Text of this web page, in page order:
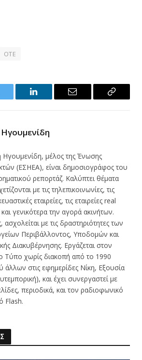
ΟΤΕ
LinkedIn Email
Copy
Ηγουμενίδη, μέλος της Ένωσης
(ΕΣΗΕΑ), είναι δημοσιογράφος του
ρεπορτάζ. Καλύπτει θέματα
με τις τηλεπικοινωνίες, τις
εταιρείες, τις εταιρείες real
γενικότερα την αγορά ακινήτων.
ασχολείται με τις δραστηριότητες των
Περιβάλλοντος, Υποδομών και
Διακυβέρνησης. Εργάζεται στον
Τύπο χωρίς διακοπή από το 1990
άλλων στις εφημερίδες Νίκη, Εξουσία
και έχει συνεργαστεί με
περιοδικά, και τον ραδιοφωνικό
Flash.